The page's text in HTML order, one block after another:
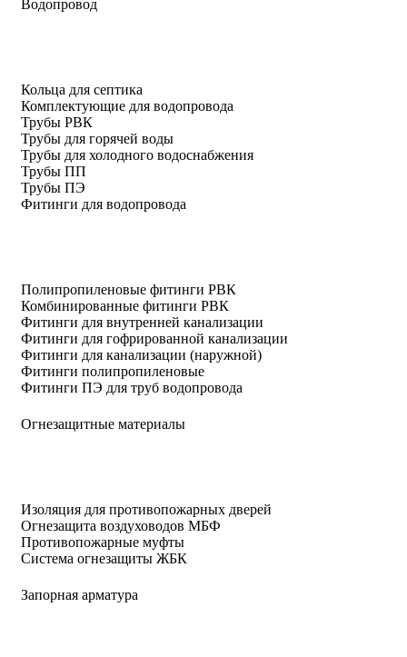
Водопровод
Кольца для септика
Комплектующие для водопровода
Трубы РВК
Трубы для горячей воды
Трубы для холодного водоснабжения
Трубы ПП
Трубы ПЭ
Фитинги для водопровода
Полипропиленовые фитинги РВК
Комбинированные фитинги РВК
Фитинги для внутренней канализации
Фитинги для гофрированной канализации
Фитинги для канализации (наружной)
Фитинги полипропиленовые
Фитинги ПЭ для труб водопровода
Огнезащитные материалы
Изоляция для противопожарных дверей
Огнезащита воздуховодов МБФ
Противопожарные муфты
Система огнезащиты ЖБК
Запорная арматура